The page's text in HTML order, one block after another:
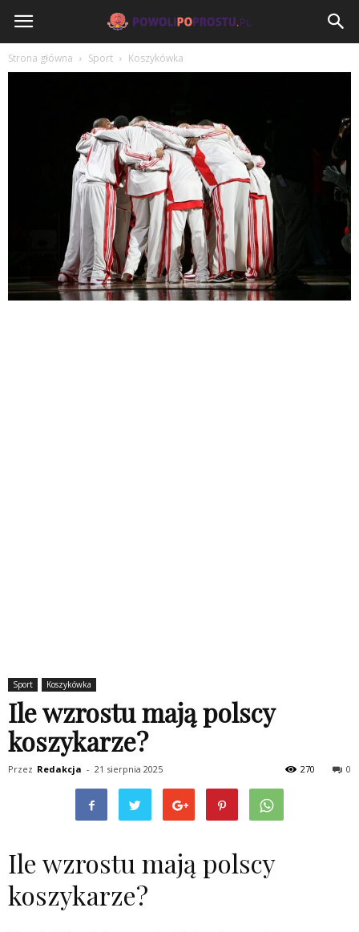
PowoliPoProstu.pl
Strona główna Sport Koszykówka
Sport Koszykówka
Ile wzrostu mają polscy
koszykarze?
Przez Redakcja - 21 sierpnia 2025 0
270
Ile wzrostu mają polscy
koszykarze?